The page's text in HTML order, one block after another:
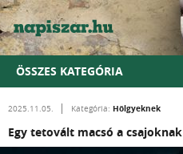
ÖSSZES KATEGÓRIA
2025.11.05. Kategória: Hölgyeknek
Egy tetovált macsó a csajoknak